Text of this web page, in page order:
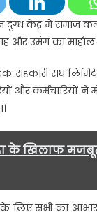
दुग्ध केंद्र में समाज
और उमंग का
सहकारी संघ
और कर्मचारियों ने
के खिलाफ मजबूत
के लिए सभी का